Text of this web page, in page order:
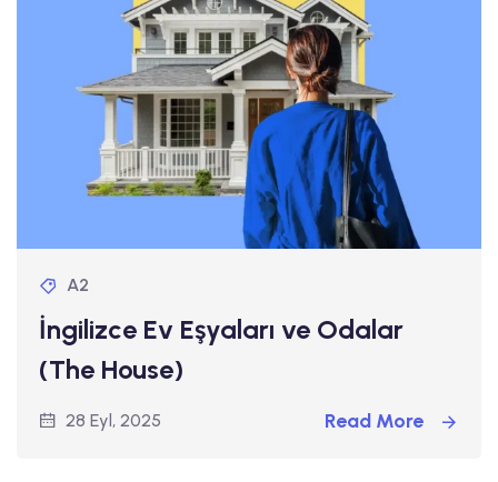
A2
İngilizce Ev Eşyaları ve Odalar
(The House)
28 Eyl, 2025 Read More